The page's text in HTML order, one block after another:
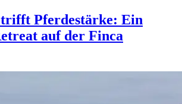
Pferdestärke: Ein
auf der Finca